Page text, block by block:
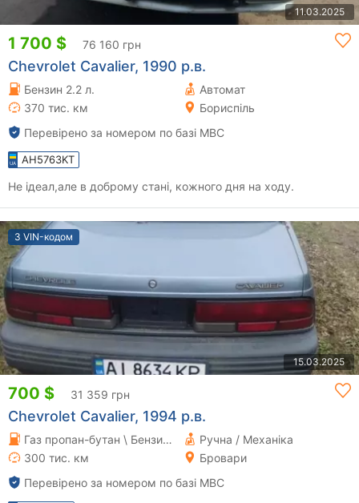
11.03.2025
1 700 $ 76 160 грн
Chevrolet Cavalier, 1990 р.в.
Бензин 2.2 л.
Автомат
370 тис. км
Бориспіль
Перевірено за номером по базі МВС
AH5763KT
Не ідеал,але в доброму стані, кожного дня на ходу.
З VIN-кодом
15.03.2025
700 $ 31 359 грн
Chevrolet Cavalier, 1994 р.в.
Газ пропан-бутан \ Бензин 2.2 л.
Ручна / Механіка
300 тис. км
Бровари
Перевірено за номером по базі МВС